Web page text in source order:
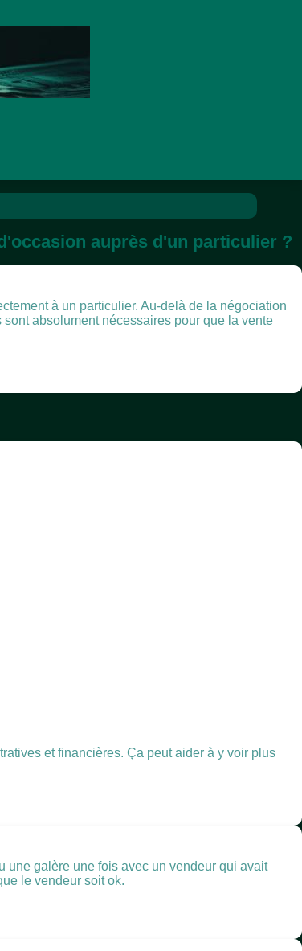
auprès d'un particulier ?
à un particulier. Au-delà de la négociation
absolument nécessaires pour que la vente
et financières. Ça peut aider à y voir plus
une galère une fois avec un vendeur qui avait
le vendeur soit ok.